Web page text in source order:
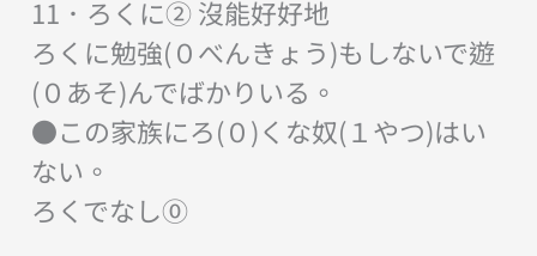
11．ろくに② 沒能好好地
ろくに勉強(０べんきょう)もしないで遊
(０あそ)んでばかりいる。
●この家族にろ(０)くな奴(１やつ)はい
ない。
ろくでなし⓪